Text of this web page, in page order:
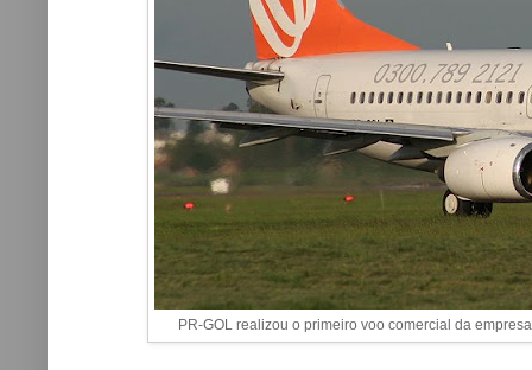
PR-GOL realizou o primeiro voo comercial da